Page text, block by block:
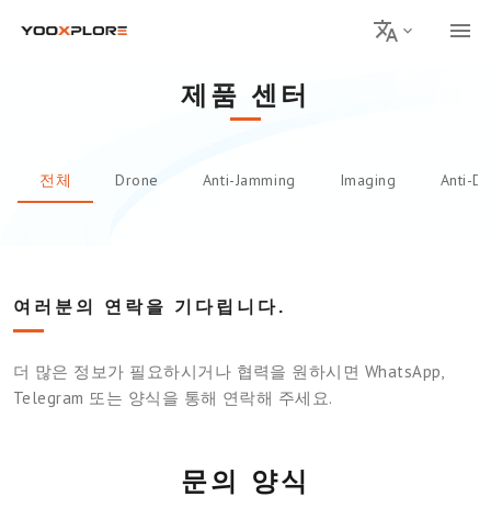
제품 센터
전체 Drone Anti-Jamming Imaging Anti-
여러분의 연락을 기다립니다.
더 많은 정보가 필요하시거나 협력을 원하시면 WhatsApp,
Telegram 또는 양식을 통해 연락해 주세요.
문의 양식